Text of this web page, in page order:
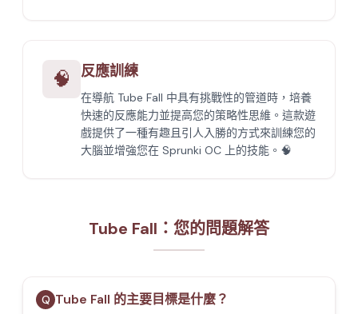
🧠 反應訓練
在導航 Tube Fall 中具有挑戰性的管道時，培養
快速的反應能力並提高您的策略性思維。這款遊
戲提供了一種有趣且引人入勝的方式來訓練您的
大腦並增強您在 Sprunki OC 上的技能。🧠
Tube Fall：您的問題解答
Q Tube Fall 的主要目標是什麼？